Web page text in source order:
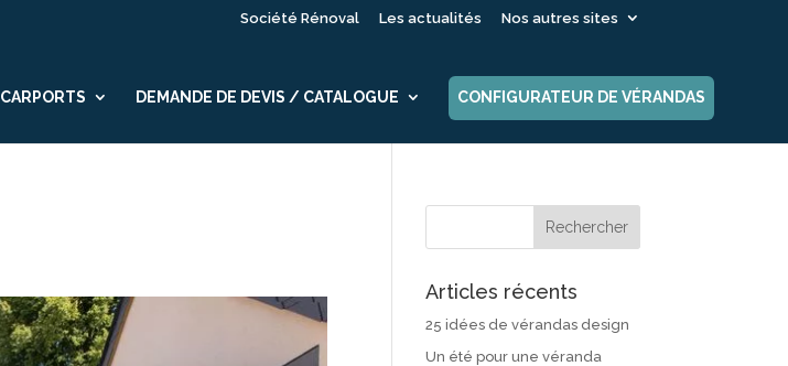
Société Rénoval Les actualités Nos autres sites
CARPORTS DEMANDE DE DEVIS / CATALOGUE CONFIGURATEUR DE VÉRANDAS
Articles récents
25 idées de vérandas design
Un été pour une véranda